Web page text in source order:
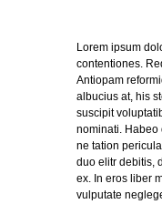
Lorem ipsum
contentiones.
Antiopam
albucius at, his
suscipit
nominati. Habeo
ne tation
duo elitr debitis,
ex. In eros liber
vulputate